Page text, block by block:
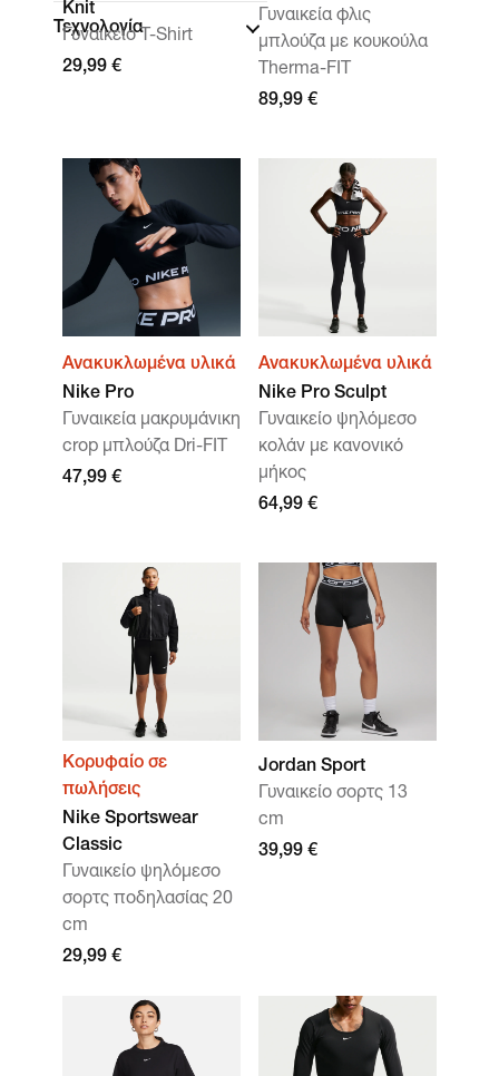
Τεχνολογία
Knit
Γυναικείο T-Shirt
29,99 €
Γυναικεία φλις
μπλούζα με κουκούλα
Therma-FIT
89,99 €
Ανακυκλωμένα υλικά
Nike Pro
Γυναικεία μακρυμάνικη
crop μπλούζα Dri-FIT
47,99 €
Ανακυκλωμένα υλικά
Nike Pro Sculpt
Γυναικείο ψηλόμεσο
κολάν με κανονικό
μήκος
64,99 €
Κορυφαίο σε
πωλήσεις
Nike Sportswear
Classic
Γυναικείο ψηλόμεσο
σορτς ποδηλασίας 20
cm
29,99 €
Jordan Sport
Γυναικείο σορτς 13
cm
39,99 €